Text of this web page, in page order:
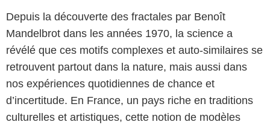
Depuis la découverte des fractales par Benoît
Mandelbrot dans les années 1970, la science a
révélé que ces motifs complexes et auto-similaires se
retrouvent partout dans la nature, mais aussi dans
nos expériences quotidiennes de chance et
d’incertitude. En France, un pays riche en traditions
culturelles et artistiques, cette notion de modèles